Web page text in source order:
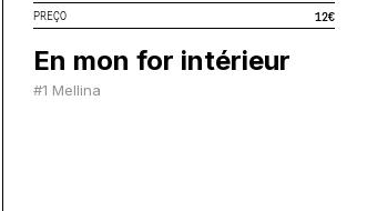
PREÇO
12€
En mon for intérieur
#1 Mellina